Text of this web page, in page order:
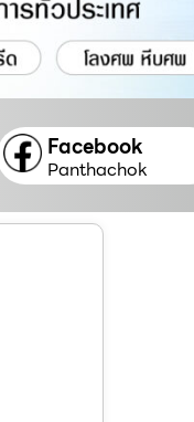
Facebook
Panthachok